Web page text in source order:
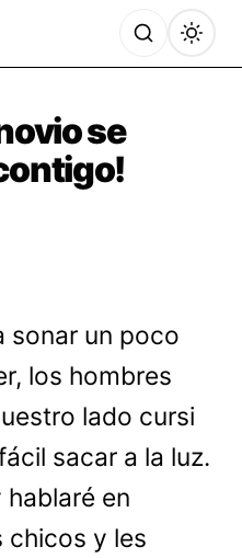
se
sonar un poco
los hombres
lado cursi
sacar a la luz.
en
chicos y les